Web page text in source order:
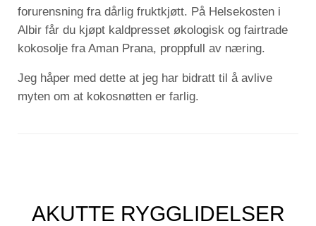
forurensning fra dårlig fruktkjøtt. På Helsekosten i
Albir får du kjøpt kaldpresset økologisk og fairtrade
kokosolje fra Aman Prana, proppfull av næring.
Jeg håper med dette at jeg har bidratt til å avlive
myten om at kokosnøtten er farlig.
AKUTTE RYGGLIDELSER